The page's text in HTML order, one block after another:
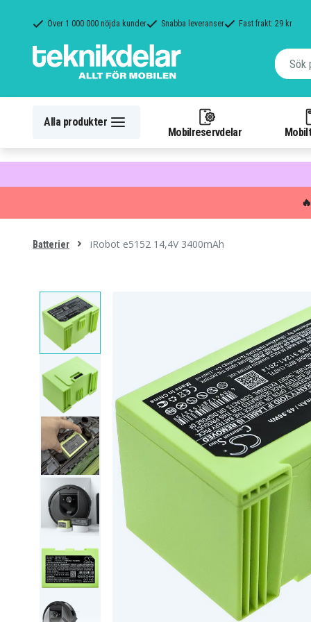
Över 1 000 000 nöjda kunder Snabba leveranser Fast frakt: 29 kr
Alla produkter
Mobilreservdelar
Batterier iRobot e5152 14,4V 3400mAh